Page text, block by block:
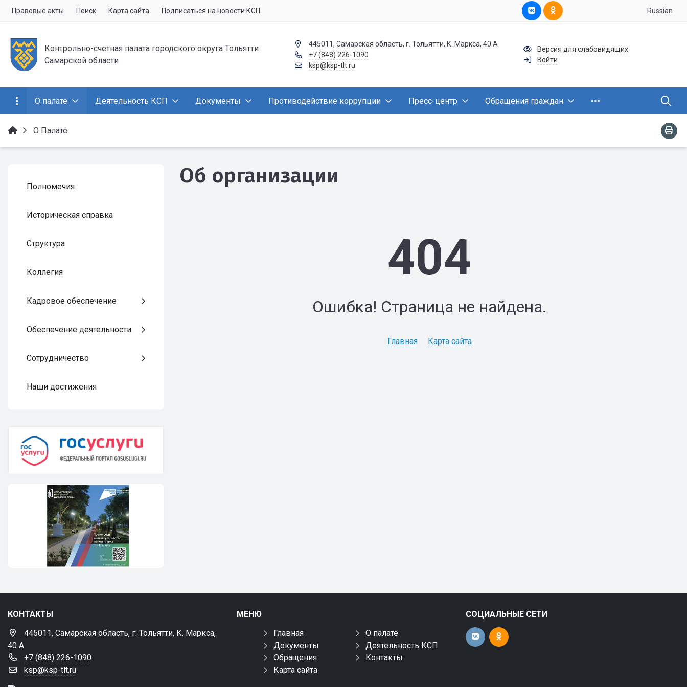
Правовые акты Поиск Карта сайта Подписаться на новости КСП Russian
Контрольно-счетная палата городского округа Тольятти
Самарской области
445011, Самарская область, г. Тольятти, К. Маркса, 40 А
+7 (848) 226-1090
ksp@ksp-tlt.ru
Версия для слабовидящих
Войти
О палате Деятельность КСП Документы Противодействие коррупции Пресс-центр Обращения граждан
О Палате
Полномочия
Историческая справка
Структура
Коллегия
Кадровое обеспечение
Обеспечение деятельности
Сотрудничество
Наши достижения
Об организации
404
Ошибка! Страница не найдена.
Главная Карта сайта
КОНТАКТЫ
445011, Самарская область, г. Тольятти, К. Маркса,
40 А
+7 (848) 226-1090
ksp@ksp-tlt.ru
МЕНЮ
Главная
О палате
Документы
Деятельность КСП
Обращения
Контакты
Карта сайта
СОЦИАЛЬНЫЕ СЕТИ